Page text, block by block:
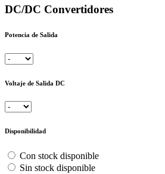
DC/DC Convertidores
Potencia de Salida
Voltaje de Salida DC
Disponibilidad
Con stock disponible
Sin stock disponible